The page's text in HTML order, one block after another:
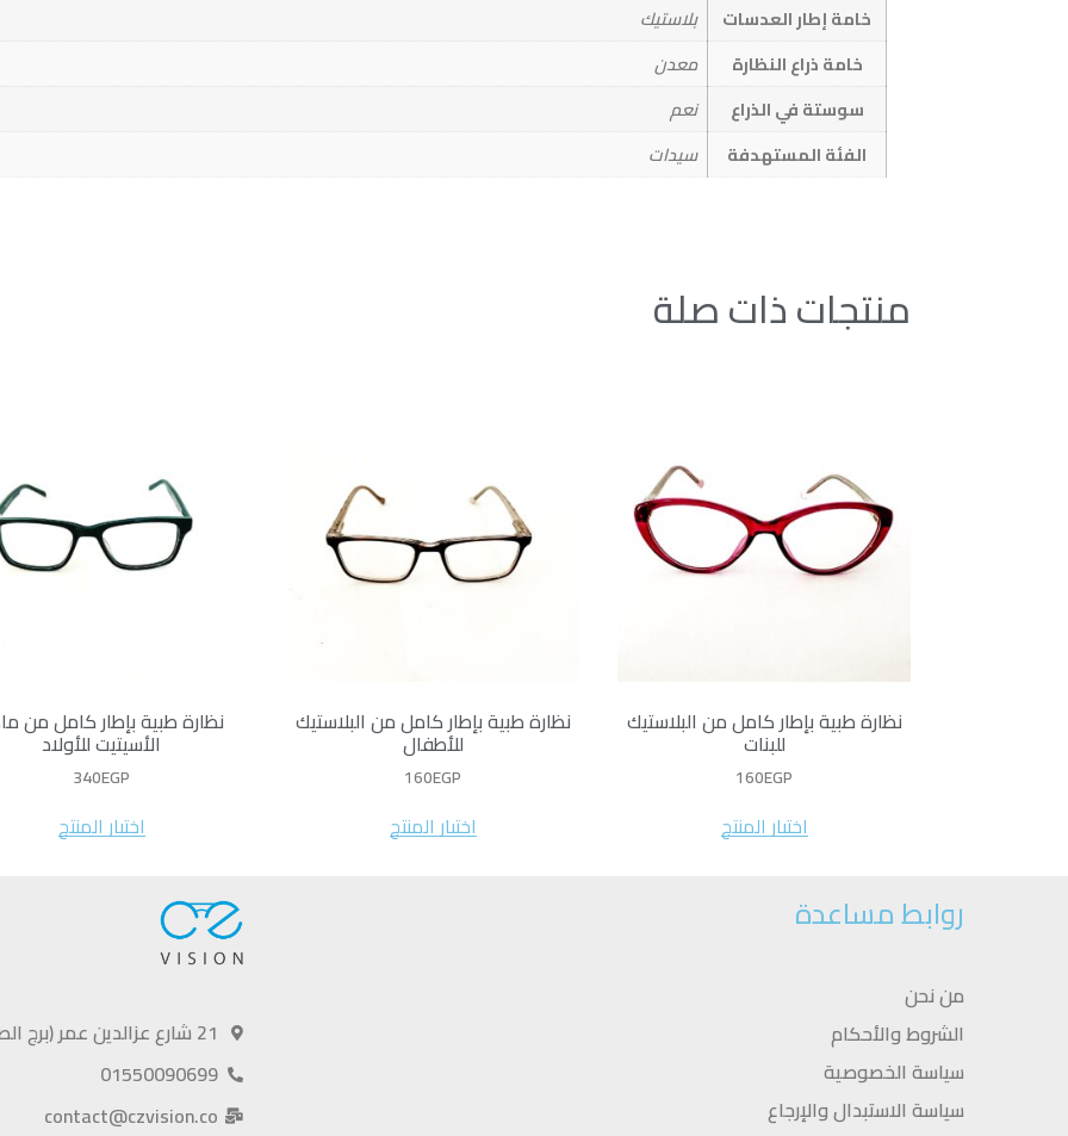
خامة إطار العدسات
بلاستيك
خامة ذراع النظارة
معدن
سوستة في الذراع
نعم
الفئة المستهدفة
سيدات
منتجات ذات صلة
نظارة طبية بإطار كامل من البلاستيك
للبنات
160EGP
اختيار المنتج
نظارة طبية بإطار كامل من البلاستيك
للأطفال
160EGP
اختيار المنتج
نظارة طبية بإطار كامل من
الأسيتيت للأولاد
340EGP
اختيار المنتج
روابط مساعدة
من نحن
الشروط والأحكام
سياسة الخصوصية
سياسة الاستبدال والإرجاع
21 شارع عزالدين عمر (برج الصفا)، الهرم، الجيزة
01550090699
contact@czvision.co